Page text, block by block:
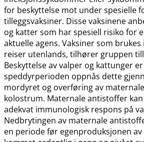
for beskyttelse mot under spesielle
tilleggsvaksiner. Disse vaksinene
og katter som har spesiell risiko for
aktuelle agens. Vaksiner som
reiser utenlands, tilhører gruppen
Beskyttelse av valper og kattunger
speddyrperioden oppnås dette
mordyret og overføring av
kolostrum. Maternale antistoffer
adekvat immunologisk respons på
Nedbrytingen av maternale
en periode før egenproduksjonen